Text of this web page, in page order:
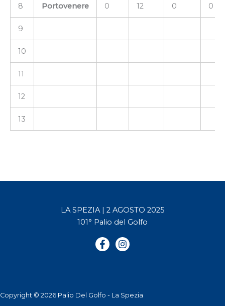
8 Portovenere 0 12 0 0
9
10
11
12
13
LA SPEZIA | 2 AGOSTO 2025
101° Palio del Golfo
Copyright © 2026 Palio Del Golfo - La Spezia